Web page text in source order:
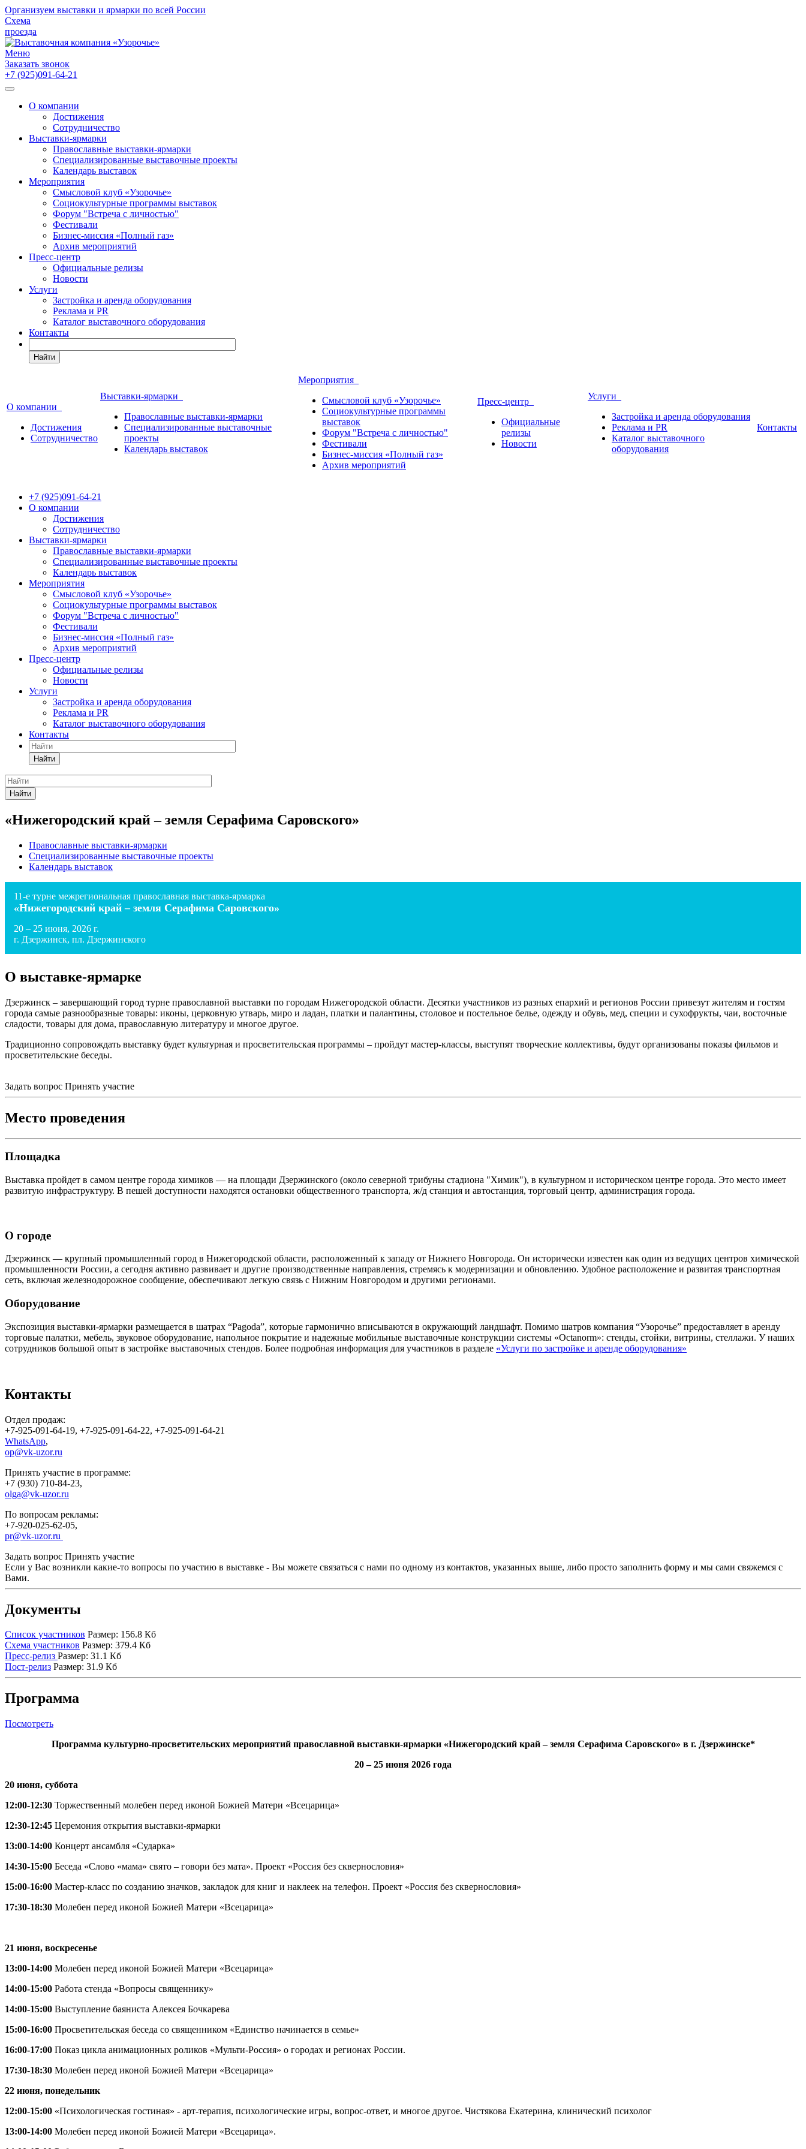
Организуем выставки и ярмарки по всей России
Схема
проезда
Меню
Заказать звонок
+7 (925)091-64-21
О компании
Достижения
Сотрудничество
Выставки-ярмарки
Православные выставки-ярмарки
Специализированные выставочные проекты
Календарь выставок
Мероприятия
Смысловой клуб «Узорочье»
Социокультурные программы выставок
Форум "Встреча с личностью"
Фестивали
Бизнес-миссия «Полный газ»
Архив мероприятий
Пресс-центр
Официальные релизы
Новости
Услуги
Застройка и аренда оборудования
Реклама и PR
Каталог выставочного оборудования
Контакты
Найти
О компании
Достижения
Сотрудничество
Выставки-ярмарки
Православные выставки-ярмарки
Специализированные выставочные
проекты
Календарь выставок
Мероприятия
Смысловой клуб «Узорочье»
Социокультурные программы
выставок
Форум "Встреча с личностью"
Фестивали
Бизнес-миссия «Полный газ»
Архив мероприятий
Пресс-центр
Официальные
релизы
Новости
Услуги
Застройка и аренда оборудования
Реклама и PR
Каталог выставочного
оборудования
Контакты
+7 (925)091-64-21
О компании
Достижения
Сотрудничество
Выставки-ярмарки
Православные выставки-ярмарки
Специализированные выставочные проекты
Календарь выставок
Мероприятия
Смысловой клуб «Узорочье»
Социокультурные программы выставок
Форум "Встреча с личностью"
Фестивали
Бизнес-миссия «Полный газ»
Архив мероприятий
Пресс-центр
Официальные релизы
Новости
Услуги
Застройка и аренда оборудования
Реклама и PR
Каталог выставочного оборудования
Контакты
Найти
Найти
«Нижегородский край – земля Серафима Саровского»
Православные выставки-ярмарки
Специализированные выставочные проекты
Календарь выставок
11-е турне межрегиональная православная выставка-ярмарка
«Нижегородский край – земля Серафима Саровского»
20 – 25 июня, 2026 г.
г. Дзержинск, пл. Дзержинского
О выставке-ярмарке
Дзержинск – завершающий город турне православной выставки по городам Нижегородской области. Десятки участников из разных епархий и регионов России привезут жителям и гостям
города самые разнообразные товары: иконы, церковную утварь, миро и ладан, платки и палантины, столовое и постельное белье, одежду и обувь, мед, специи и сухофрукты, чаи, восточные
сладости, товары для дома, православную литературу и многое другое.
Традиционно сопровождать выставку будет культурная и просветительская программы – пройдут мастер-классы, выступят творческие коллективы, будут организованы показы фильмов и
просветительские беседы.
Задать вопрос Принять участие
Место проведения
Площадка
Выставка пройдет в самом центре города химиков — на площади Дзержинского (около северной трибуны стадиона "Химик"), в культурном и историческом центре города. Это место имеет
развитую инфраструктуру. В пешей доступности находятся остановки общественного транспорта, ж/д станция и автостанция, торговый центр, администрация города.
О городе
Дзержинск — крупный промышленный город в Нижегородской области, расположенный к западу от Нижнего Новгорода. Он исторически известен как один из ведущих центров химической
промышленности России, а сегодня активно развивает и другие производственные направления, стремясь к модернизации и обновлению. Удобное расположение и развитая транспортная
сеть, включая железнодорожное сообщение, обеспечивают легкую связь с Нижним Новгородом и другими регионами.
Оборудование
Экспозиция выставки-ярмарки размещается в шатрах “Pagoda”, которые гармонично вписываются в окружающий ландшафт. Помимо шатров компания “Узорочье” предоставляет в аренду
торговые палатки, мебель, звуковое оборудование, напольное покрытие и надежные мобильные выставочные конструкции системы «Octanorm»: стенды, стойки, витрины, стеллажи. У наших
сотрудников большой опыт в застройке выставочных стендов. Более подробная информация для участников в разделе «Услуги по застройке и аренде оборудования»
Контакты
Отдел продаж:
+7-925-091-64-19, +7-925-091-64-22, +7-925-091-64-21
WhatsApp,
op@vk-uzor.ru
Принять участие в программе:
+7 (930) 710-84-23,
olga@vk-uzor.ru
По вопросам рекламы:
+7-920-025-62-05,
pr@vk-uzor.ru
Задать вопрос Принять участие
Если у Вас возникли какие-то вопросы по участию в выставке - Вы можете связаться с нами по одному из контактов, указанных выше, либо просто заполнить форму и мы сами свяжемся с
Вами.
Документы
Список участников Размер: 156.8 Кб
Схема участников Размер: 379.4 Кб
Пресс-релиз Размер: 31.1 Кб
Пост-релиз Размер: 31.9 Кб
Программа
Посмотреть
Программа культурно-просветительских мероприятий православной выставки-ярмарки «Нижегородский край – земля Серафима Саровского» в г. Дзержинске*
20 – 25 июня 2026 года
20 июня, суббота
12:00-12:30 Торжественный молебен перед иконой Божией Матери «Всецарица»
12:30-12:45 Церемония открытия выставки-ярмарки
13:00-14:00 Концерт ансамбля «Сударка»
14:30-15:00 Беседа «Слово «мама» свято – говори без мата». Проект «Россия без сквернословия»
15:00-16:00 Мастер-класс по созданию значков, закладок для книг и наклеек на телефон. Проект «Россия без сквернословия»
17:30-18:30 Молебен перед иконой Божией Матери «Всецарица»
21 июня, воскресенье
13:00-14:00 Молебен перед иконой Божией Матери «Всецарица»
14:00-15:00 Работа стенда «Вопросы священнику»
14:00-15:00 Выступление баяниста Алексея Бочкарева
15:00-16:00 Просветительская беседа со священником «Единство начинается в семье»
16:00-17:00 Показ цикла анимационных роликов «Мульти-Россия» о городах и регионах России.
17:30-18:30 Молебен перед иконой Божией Матери «Всецарица»
22 июня, понедельник
12:00-15:00 «Психологическая гостиная» - арт-терапия, психологические игры, вопрос-ответ, и многое другое. Чистякова Екатерина, клинический психолог
13:00-14:00 Молебен перед иконой Божией Матери «Всецарица».